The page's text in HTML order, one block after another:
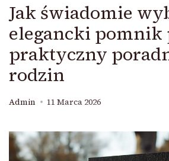
Jak świadomie
elegancki pomnik
praktyczny
rodzin
Admin 11 Marca 2026